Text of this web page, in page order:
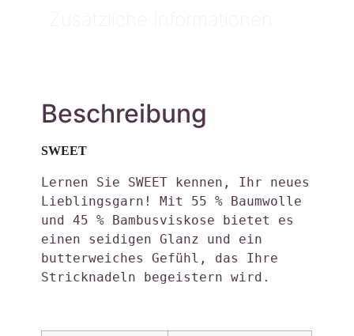
Zusätzliche Informationen
Beschreibung
SWEET
Lernen Sie SWEET kennen, Ihr neues
Lieblingsgarn! Mit 55 % Baumwolle
und 45 % Bambusviskose bietet es
einen seidigen Glanz und ein
butterweiches Gefühl, das Ihre
Stricknadeln begeistern wird.